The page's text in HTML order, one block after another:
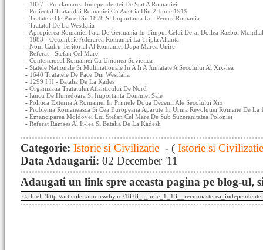
- 1877 - Proclamarea Independentei De Stat A Romaniei
- Proiectul Tratatului Romaniei Cu Austria Din 2 Iunie 1919
- Tratatele De Pace Din 1878 Si Importanta Lor Pentru Romania
- Tratatul De La Westfalia
- Apropierea Romaniei Fata De Germania In Timpul Celui De-al Doilea Razboi Mondial
- 1883 - Octombrie Aderarea Romaniei La Tripla Alianta
- Noul Cadru Teritorial Al Romaniei Dupa Marea Unire
- Referat - Stefan Cel Mare
- Contenciosul Romaniei Cu Uniunea Sovietica
- Statele Nationale Si Multinationale In A Ii A Jumatate A Secolului Al Xix-lea
- 1648 Tratatele De Pace Din Westfalia
- 1299 I H - Batalia De La Kades
- Organizatia Tratatului Atlanticului De Nord
- Iancu De Hunedoara Si Importanta Domniei Sale
- Politica Externa A Romaniei In Primele Doua Decenii Ale Secolului Xix
- Problema Romaneasca Si Cea Europeana Aparute In Urma Revolutiei Romane De La
- Emanciparea Moldovei Lui Stefan Cel Mare De Sub Suzeranitatea Poloniei
- Referat Ramses Al Ii-lea Si Batalia De La Kadesh
Categorie: Istorie si Civilizatie - ( Istorie si
Data Adaugarii: 02 December '11
Adaugati un link spre aceasta pagina pe blog-ul,